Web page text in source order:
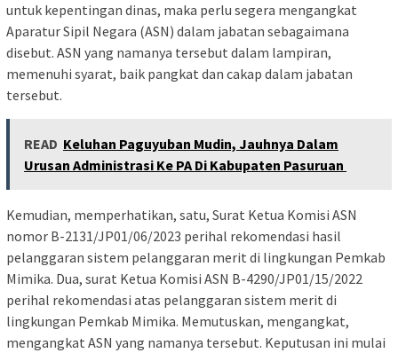
untuk kepentingan dinas, maka perlu segera mengangkat
Aparatur Sipil Negara (ASN) dalam jabatan sebagaimana
disebut. ASN yang namanya tersebut dalam lampiran,
memenuhi syarat, baik pangkat dan cakap dalam jabatan
tersebut.
READ Keluhan Paguyuban Mudin, Jauhnya Dalam
Urusan Administrasi Ke PA Di Kabupaten Pasuruan
Kemudian, memperhatikan, satu, Surat Ketua Komisi ASN
nomor B-2131/JP01/06/2023 perihal rekomendasi hasil
pelanggaran sistem pelanggaran merit di lingkungan Pemkab
Mimika. Dua, surat Ketua Komisi ASN B-4290/JP01/15/2022
perihal rekomendasi atas pelanggaran sistem merit di
lingkungan Pemkab Mimika. Memutuskan, mengangkat,
mengangkat ASN yang namanya tersebut. Keputusan ini mulai